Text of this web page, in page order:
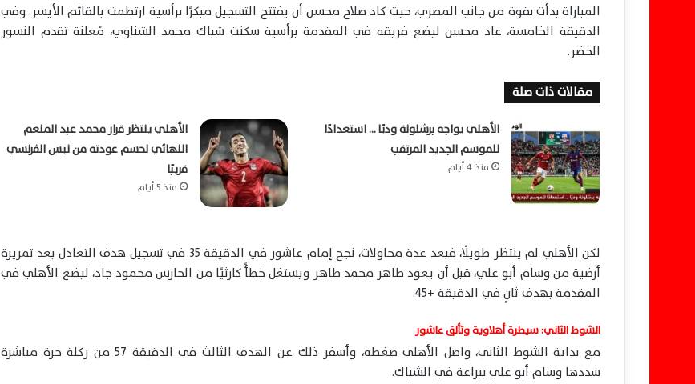
المباراة بدأت بقوة من جانب المصري، حيث كاد صلاح محسن أن يفتتح التسجيل مبكرًا برأسية ارتطمت بالقائم الأيسر. وفي
الدقيقة الخامسة، عاد محسن ليضع فريقه في المقدمة برأسية سكنت شباك محمد الشناوي، مُعلنة تقدم النسور
الخضر.
مقالات ذات صلة
الأهلي يواجه برشلونة وديًا … استعدادًا
للموسم الجديد المرتقب
منذ 4 أيام
الأهلي ينتظر قرار محمد عبد المنعم
النهائي لحسم عودته من نيس الفرنسي
قريبًا
منذ 5 أيام
لكن الأهلي لم ينتظر طويلًا، فبعد عدة محاولات، نجح إمام عاشور في الدقيقة 35 في تسجيل هدف التعادل بعد تمريرة
أرضية من وسام أبو علي، قبل أن يعود طاهر محمد طاهر ويستغل خطأً كارثيًا من الحارس محمود جاد، ليضع الأهلي في
المقدمة بهدف ثانٍ في الدقيقة +45.
الشوط الثاني: سيطرة أهلاوية وتألق عاشور
مع بداية الشوط الثاني، واصل الأهلي ضغطه، وأسفر ذلك عن الهدف الثالث في الدقيقة 57 من ركلة حرة مباشرة
سددها وسام أبو علي ببراعة في الشباك.